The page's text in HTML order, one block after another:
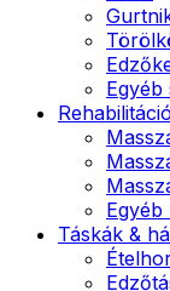
Egyéb
Táskák &